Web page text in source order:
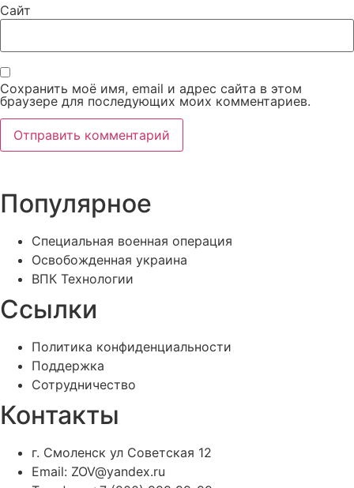
Сайт
Сохранить моё имя, email и адрес сайта в этом
браузере для последующих моих комментариев.
Популярное
Специальная военная операция
Освобожденная украина
ВПК Технологии
Ссылки
Политика конфиденциальности
Поддержка
Сотрудничество
Контакты
г. Смоленск ул Советская 12
Email: ZOV@yandex.ru